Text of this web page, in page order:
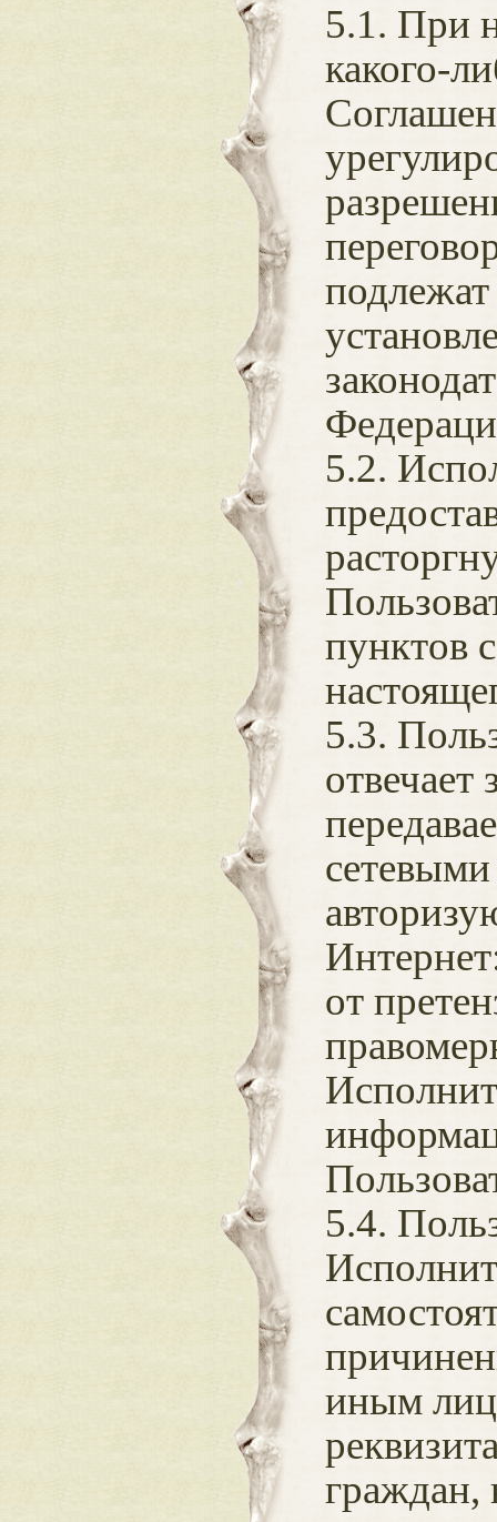
5.1. При
какого-
5.2.
пунктов
5.3.
от
5.4.
иным
граждан,